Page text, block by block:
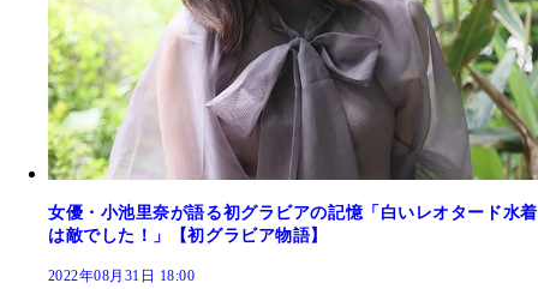
女優・小池里奈が語る初グラビアの記憶「白いレオタード水着
は敵でした！」【初グラビア物語】
2022年08月31日 18:00